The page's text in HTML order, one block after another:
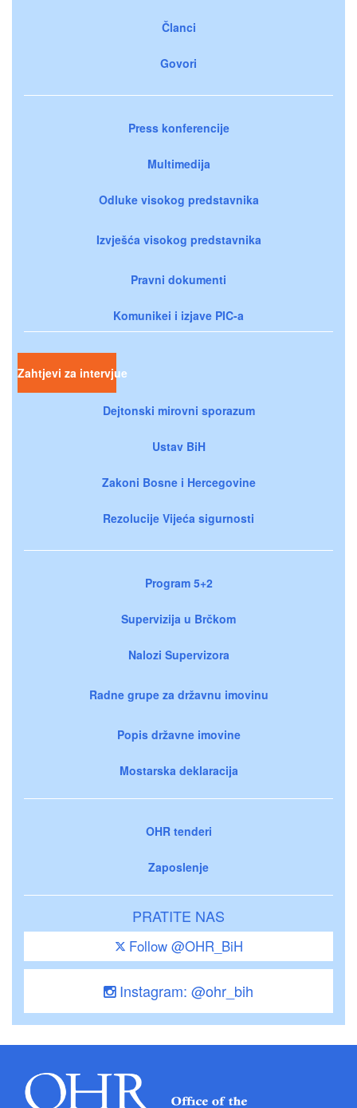
Članci
Govori
Press konferencije
Multimedija
Odluke visokog predstavnika
Izvješća visokog predstavnika
Pravni dokumenti
Komunikei i izjave PIC-a
Zahtjevi za intervjue
Dejtonski mirovni sporazum
Ustav BiH
Zakoni Bosne i Hercegovine
Rezolucije Vijeća sigurnosti
Program 5+2
Supervizija u Brčkom
Nalozi Supervizora
Radne grupe za državnu imovinu
Popis državne imovine
Mostarska deklaracija
OHR tenderi
Zaposlenje
PRATITE NAS
Follow @OHR_BiH
Instagram: @ohr_bih